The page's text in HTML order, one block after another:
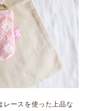
ースを使った上品な